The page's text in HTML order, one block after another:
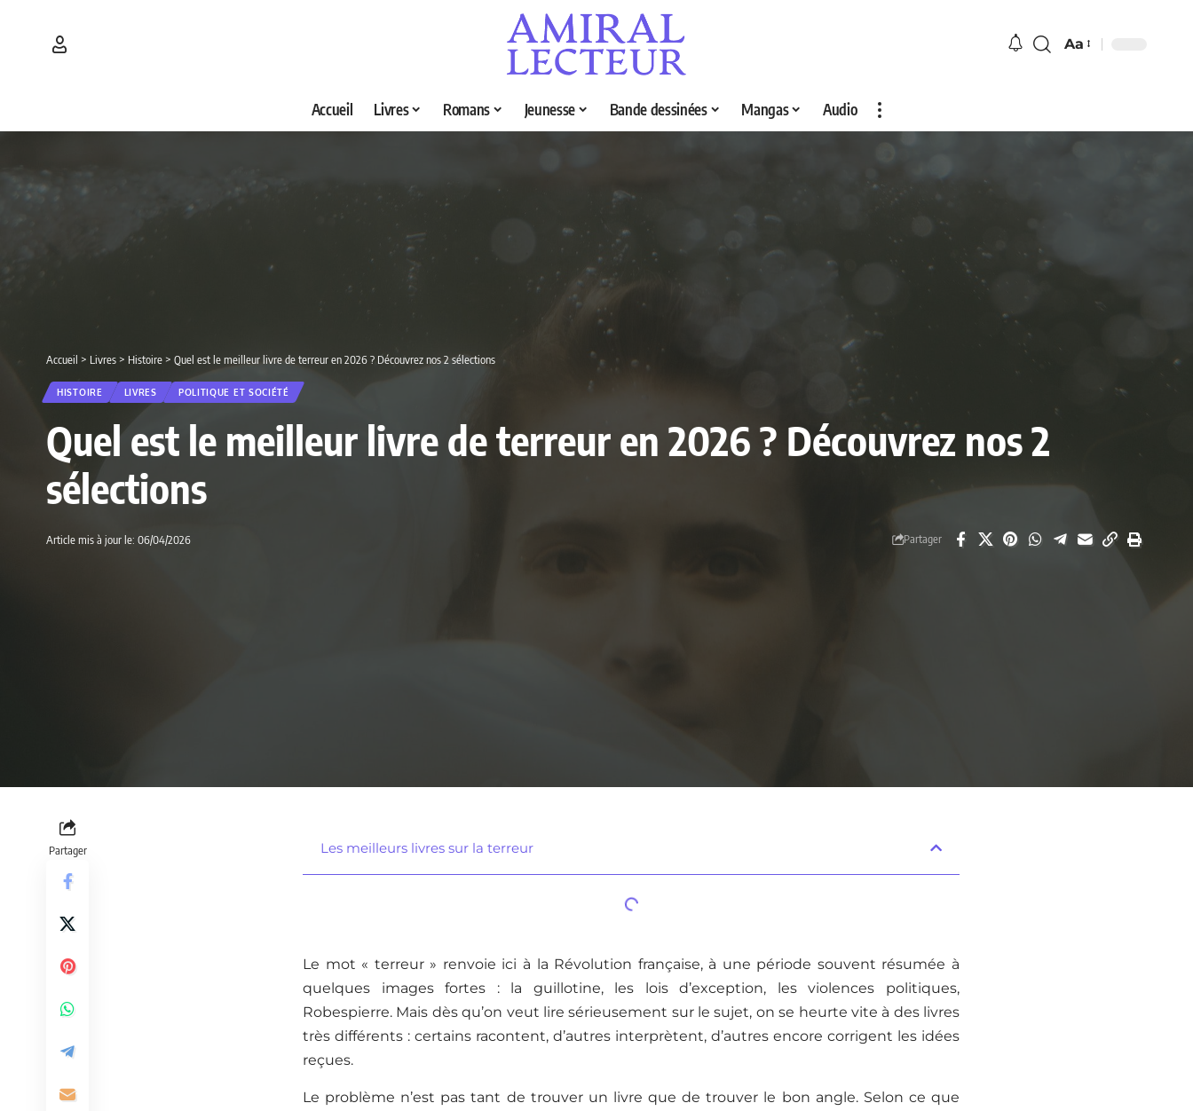
Aa
Accueil Livres Romans Jeunesse Bande dessinées Mangas Audio
Accueil > Livres > Histoire> Quel est le meilleur livre de terreur en 2026 ? Découvrez nos 2 sélections
HISTOIRE LIVRES POLITIQUE ET SOCIÉTÉ
Quel est le meilleur livre de terreur en 2026 ? Découvrez nos 2
sélections
Article mis à jour le: 06/04/2026 Partager
Partager Les meilleurs livres sur la terreur
Le mot « terreur » renvoie ici à la Révolution française, à une période souvent résumée à
quelques images fortes : la guillotine, les lois d’exception, les violences politiques,
Robespierre. Mais dès qu’on veut lire sérieusement sur le sujet, on se heurte vite à des livres
très différents : certains racontent, d’autres interprètent, d’autres encore corrigent les idées
reçues.
Le problème n’est pas tant de trouver un livre que de trouver le bon angle. Selon ce que